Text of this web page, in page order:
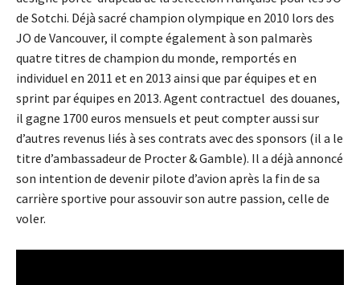
de Sotchi. Déjà sacré champion olympique en 2010 lors des
JO de Vancouver, il compte également à son palmarès
quatre titres de champion du monde, remportés en
individuel en 2011 et en 2013 ainsi que par équipes et en
sprint par équipes en 2013. Agent contractuel des douanes,
il gagne 1700 euros mensuels et peut compter aussi sur
d’autres revenus liés à ses contrats avec des sponsors (il a le
titre d’ambassadeur de Procter & Gamble). Il a déjà annoncé
son intention de devenir pilote d’avion après la fin de sa
carrière sportive pour assouvir son autre passion, celle de
voler.